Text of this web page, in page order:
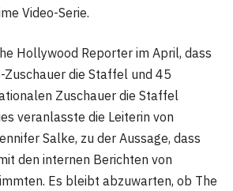
Video-Serie.
Hollywood Reporter im April, dass
Zuschauer die Staffel und 45
Zuschauer die Staffel
veranlasste die Leiterin von
Salke, zu der Aussage, dass
den internen Berichten von
Es bleibt abzuwarten, ob The